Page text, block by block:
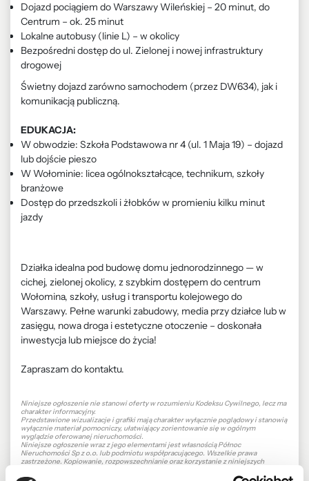
Dojazd pociągiem do Warszawy Wileńskiej – 20 minut, do
Centrum – ok. 25 minut
Lokalne autobusy (linie L) – w okolicy
Bezpośredni dostęp do ul. Zielonej i nowej infrastruktury
drogowej
Świetny dojazd zarówno samochodem (przez DW634), jak i
komunikacją publiczną.
EDUKACJA:
W obwodzie: Szkoła Podstawowa nr 4 (ul. 1 Maja 19) – dojazd
lub dojście pieszo
W Wołominie: licea ogólnokształcące, technikum, szkoły
branżowe
Dostęp do przedszkoli i żłobków w promieniu kilku minut
jazdy
Działka idealna pod budowę domu jednorodzinnego — w
cichej, zielonej okolicy, z szybkim dostępem do centrum
Wołomina, szkoły, usług i transportu kolejowego do
Warszawy. Pełne warunki zabudowy, media przy działce lub w
zasięgu, nowa droga i estetyczne otoczenie – doskonała
inwestycja lub miejsce do życia!
Zapraszam do kontaktu.
Niniejsze ogłoszenie nie stanowi oferty w rozumieniu Kodeksu Cywilnego, lecz ma
charakter informacyjny.
Przedstawione wizualizacje i grafiki mają charakter wyłącznie poglądowy i stanowią
wyłącznie materiał pomocniczy, ułatwiający zorientowanie się w ogólnym
wyglądzie oferowanej nieruchomości.
Niniejsze ogłoszenie wraz z jego elementami jest własnością Północ
Nieruchomości Sp z o.o. lub podmiotu współpracującego. Wszelkie prawa
zastrzeżone. Kopiowanie, rozpowszechnianie oraz korzystanie z niniejszych
określony przepisami ustawy z 4 lutego 1994 r. o prawie autorskim i prawach